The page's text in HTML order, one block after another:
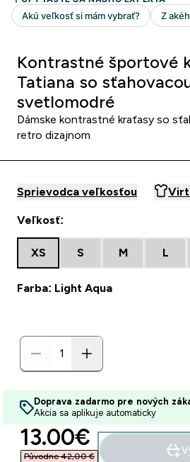
Kontrastné športové
Tatiana so
svetlomodré
Dámske kontrastné kraťasy so
retro dizajnom
Sprievodca veľkosťou
Veľkosť:
XS S M L
Farba: Light Aqua
Doprava zadarmo pre nových
Akcia sa aplikuje automaticky
discounted
13.00€‎
Původne 42,00 €‎